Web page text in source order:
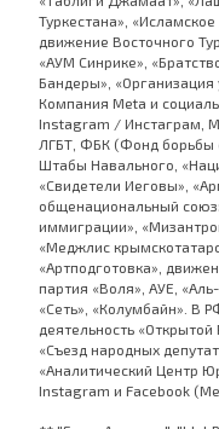
Туркестана»,
движение Восточного
«АУМ Синрике»,
Бандеры», «Организация
Компания Meta и
Instagram / Инстаграм,
ЛГБТ, ФБК (Фонд борьбы
Штабы Навального,
«Свидетели Иеговы»,
общенациональный
иммиграции»,
«Меджлис
«Артподготовка»,
партия «Воля», АУЕ,
«Сеть», «Колумбайн». В
деятельность «Открытой
«Съезд народных
«Аналитический Центр
Instagram и Facebook